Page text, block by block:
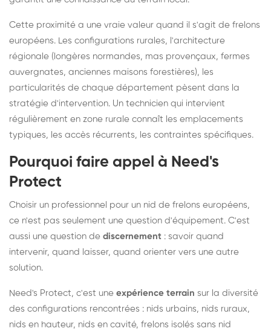
Cette proximité a une vraie valeur quand il s'agit de frelons
européens. Les configurations rurales, l'architecture
régionale (longères normandes, mas provençaux, fermes
auvergnates, anciennes maisons forestières), les
particularités de chaque département pèsent dans la
stratégie d'intervention. Un technicien qui intervient
régulièrement en zone rurale connaît les emplacements
typiques, les accès récurrents, les contraintes spécifiques.
Pourquoi faire appel à Need's
Protect
Choisir un professionnel pour un nid de frelons européens,
ce n'est pas seulement une question d'équipement. C'est
aussi une question de discernement : savoir quand
intervenir, quand laisser, quand orienter vers une autre
solution.
Need's Protect, c'est une expérience terrain sur la diversité
des configurations rencontrées : nids urbains, nids ruraux,
nids en hauteur, nids en cavité, frelons isolés sans nid